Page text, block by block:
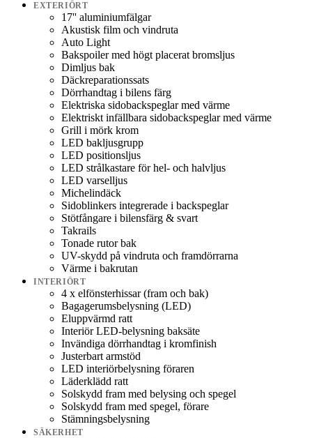
EXTERIÖRT
17'' aluminiumfälgar
Akustisk film och vindruta
Auto Light
Bakspoiler med högt placerat bromsljus
Dimljus bak
Däckreparationssats
Dörrhandtag i bilens färg
Elektriska sidobackspeglar med värme
Elektriskt infällbara sidobackspeglar med värme
Grill i mörk krom
LED bakljusgrupp
LED positionsljus
LED strålkastare för hel- och halvljus
LED varselljus
Michelindäck
Sidoblinkers integrerade i backspeglar
Stötfångare i bilensfärg & svart
Takrails
Tonade rutor bak
UV-skydd på vindruta och framdörrarna
Värme i bakrutan
INTERIÖRT
4 x elfönsterhissar (fram och bak)
Bagagerumsbelysning (LED)
Eluppvärmd ratt
Interiör LED-belysning baksäte
Invändiga dörrhandtag i kromfinish
Justerbart armstöd
LED interiörbelysning föraren
Läderklädd ratt
Solskydd fram med belysing och spegel
Solskydd fram med spegel, förare
Stämningsbelysning
SÄKERHET